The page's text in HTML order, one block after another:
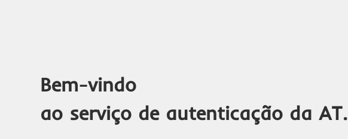
Bem-vindo
ao serviço de autenticação da AT.